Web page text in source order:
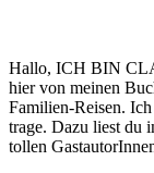
Hallo, ICH BIN
hier von meinen
Familien-Reisen.
trage. Dazu liest du
tollen